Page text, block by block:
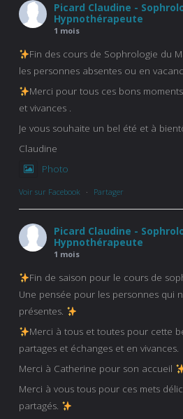
Picard Claudine -
Hypnothérapeute
1 mois
Fin des cours de Sophrologie du
les personnes absentes ou en
Merci pour tous ces bons
et vivances .
Je vous souhaite un bel été et à
Claudine
Photo
Voir sur Facebook · Partager
Picard Claudine -
Hypnothérapeute
1 mois
Fin de saison pour le cours de
Une pensée pour les personnes qui
présentes.
Merci à tous et toutes pour cette
partages et échanges et en vivances.
Merci à Catherine pour son accueil
Merci à vous tous pour ces mets
partagés.